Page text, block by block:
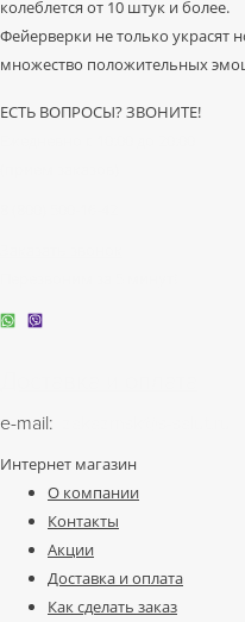
колеблется от 10 штук и более.
Фейерверки не только украсят
множество положительных
ЕСТЬ ВОПРОСЫ? ЗВОНИТЕ!
e-mail:
Интернет магазин
О компании
Контакты
Акции
Доставка и оплата
Как сделать заказ